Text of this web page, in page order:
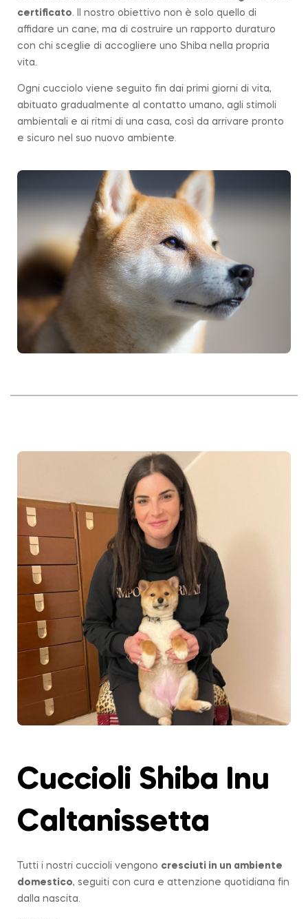
certificato. Il nostro obiettivo non è solo quello di
affidare un cane, ma di costruire un rapporto duraturo
con chi sceglie di accogliere uno Shiba nella propria
vita.
Ogni cucciolo viene seguito fin dai primi giorni di vita,
abituato gradualmente al contatto umano, agli stimoli
ambientali e ai ritmi di una casa, così da arrivare pronto
e sicuro nel suo nuovo ambiente.
Cuccioli Shiba Inu
Caltanissetta
Tutti i nostri cuccioli vengono cresciuti in un ambiente
domestico, seguiti con cura e attenzione quotidiana fin
dalla nascita.